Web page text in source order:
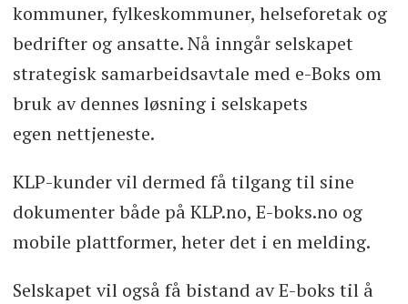
kommuner, fylkeskommuner, helseforetak og
bedrifter og ansatte. Nå inngår selskapet
strategisk samarbeidsavtale med e-Boks om
bruk av dennes løsning i selskapets
egen nettjeneste.
KLP-kunder vil dermed få tilgang til sine
dokumenter både på KLP.no, E-boks.no og
mobile plattformer, heter det i en melding.
Selskapet vil også få bistand av E-boks til å